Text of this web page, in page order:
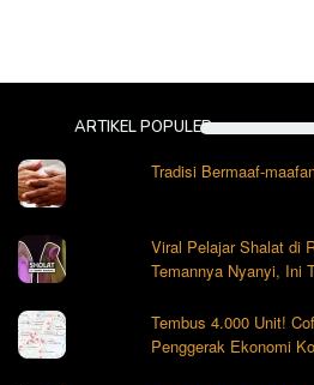
ARTIKEL POPULER
Tradisi Bermaaf-
Viral Pelajar Shalat di
Temannya Nyanyi, Ini
Tembus 4.000 Unit!
Penggerak Ekonomi